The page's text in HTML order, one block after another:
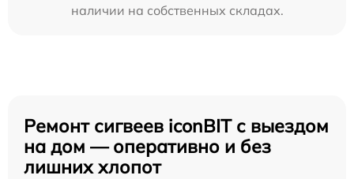
наличии на собственных складах.
Ремонт сигвеев iconBIT с выездом
на дом — оперативно и без
лишних хлопот